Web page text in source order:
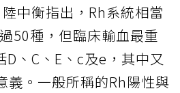
中衡指出，Rh系統相當
50種，但臨床輸血最重
、C、E、c及e，其中又
義。一般所稱的Rh陽性與